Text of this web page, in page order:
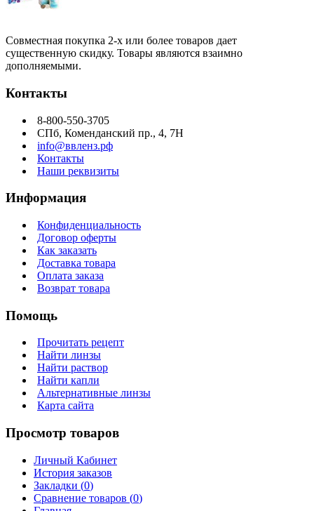
Совместная покупка 2-х или более товаров дает
существенную скидку. Товары являются взаимно
дополняемыми.
Контакты
8-800-550-3705
СПб, Коменданский пр., 4, 7Н
info@ввленз.рф
Контакты
Наши реквизиты
Информация
Конфиденциальность
Договор оферты
Как заказать
Доставка товара
Оплата заказа
Возврат товара
Помощь
Прочитать рецепт
Найти линзы
Найти раствор
Найти капли
Альтернативные линзы
Карта сайта
Просмотр товаров
Личный Кабинет
История заказов
Закладки (0)
Сравнение товаров (0)